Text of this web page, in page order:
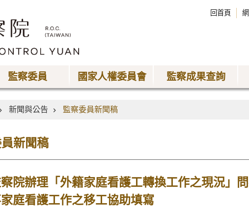
回首頁
監察委員 國家人權委員會 監察成果查詢
新聞與公告 監察委員新聞稿
新聞稿
院辦理「外籍家庭看護工轉換工作之現況」
庭看護工作之移工協助填寫